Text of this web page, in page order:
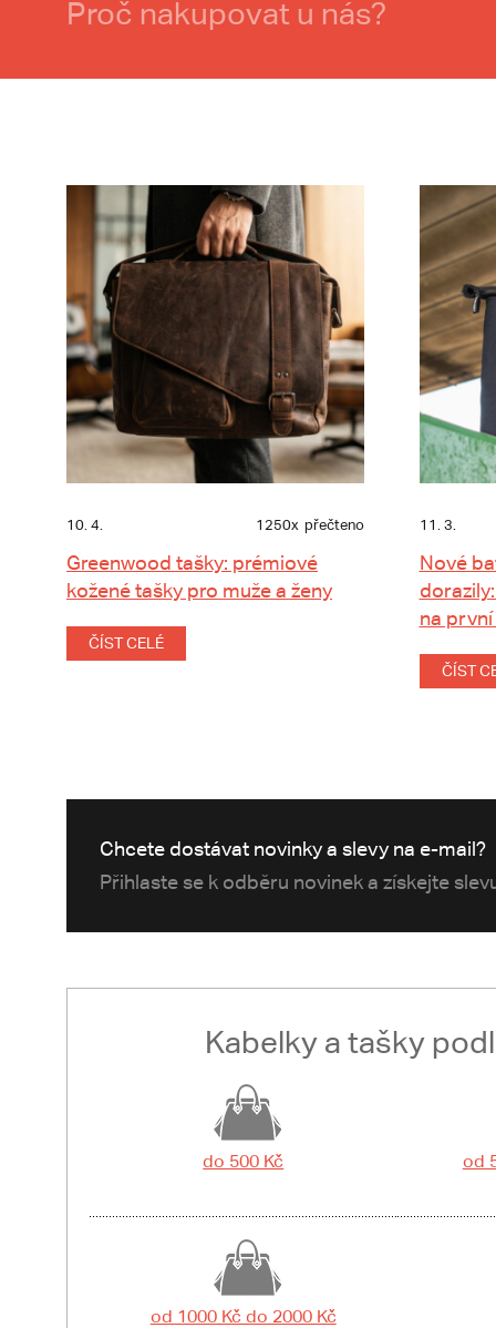
Proč nakupovat u nás?
10. 4. 1250x přečteno
Greenwood tašky: prémiové
kožené tašky pro muže a ženy
ČÍST CELÉ
11. 3.
Nové
na
ČÍST
Chcete dostávat novinky a slevy na e-mail?
Přihlaste se k odběru novinek a získejte
Kabelky a tašky
do 500 Kč od
od 1000 Kč do 2000 Kč